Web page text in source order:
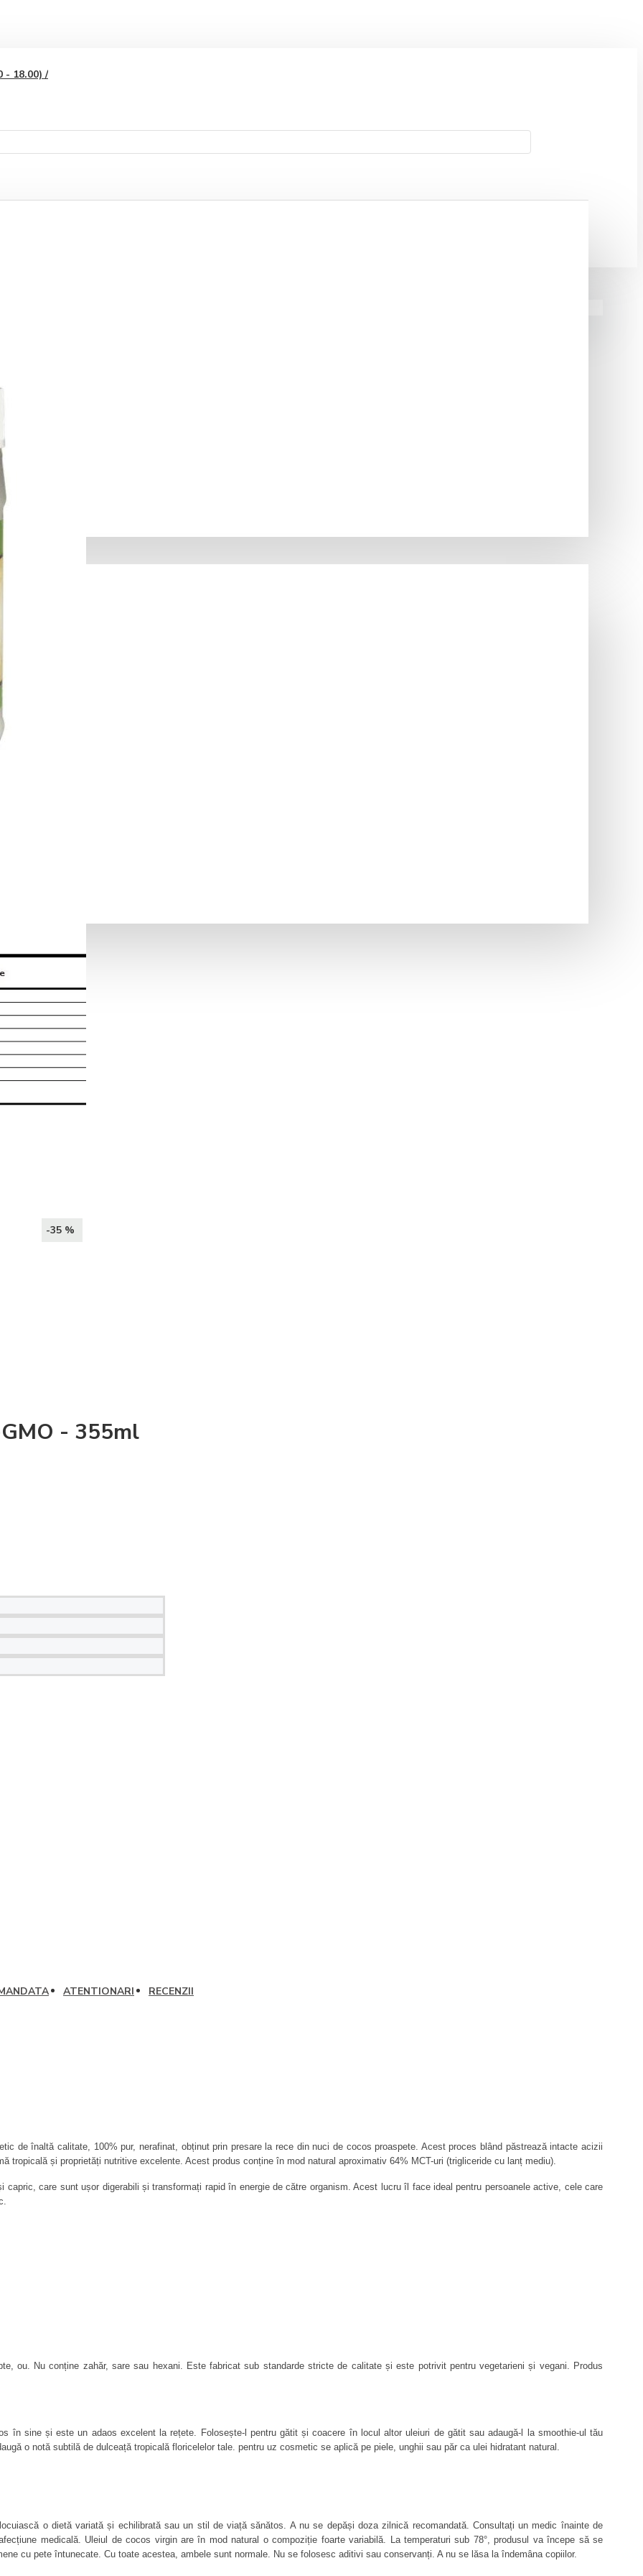
- 18.00) /
-35 %
- 355ml
ATENTIONARI RECENZII
de înaltă calitate, 100% pur, nerafinat, obținut prin presare la rece din nuci de cocos proaspete. Acest proces blând păstrează intacte acizii
tropicală și proprietăți nutritive excelente. Acest produs conține în mod natural aproximativ 64% MCT-uri (trigliceride cu lanț mediu).
care sunt ușor digerabili și transformați rapid în energie de către organism. Acest lucru îl face ideal pentru persoanele active, cele care
copt, în smoothie-uri, ca înlocuitor al untului sau în îngrijirea pielii, unghiilor și a părului. Este o alternativă sănătoasă și naturală la uleiurile
al Statelor Unite (USDA) produselor care îndeplinesc standarde stricte pentru cultivarea și procesarea ingredientelor organice, fără pesticide
International (QAI) este o organizație de certificare care oferă servicii de verificare și certificare pentru produse ecologice (organice).
Organic:
furnizând energie eficientă pentru creier și corp.
energie și claritate mentală.
gestionarea greutății în diete low-carb.
uscării, fiind potrivit și ca demachiant sau balsam.
procesate.
ou. Nu conține zahăr, sare sau hexani. Este fabricat sub standarde stricte de calitate și este potrivit pentru vegetarieni și vegani. Produs
în sine și este un adaos excelent la rețete. Folosește-l pentru gătit și coacere în locul altor uleiuri de gătit sau adaugă-l la smoothie-ul tău
o notă subtilă de dulceață tropicală floricelelor tale. pentru uz cosmetic se aplică pe piele, unghii sau păr ca ulei hidratant natural.
o dietă variată și echilibrată sau un stil de viață sănătos. A nu se depăși doza zilnică recomandată. Consultați un medic înainte de
medicală. Uleiul de cocos virgin are în mod natural o compoziție foarte variabilă. La temperaturi sub 78°, produsul va începe să se
cu pete întunecate. Cu toate acestea, ambele sunt normale. Nu se folosesc aditivi sau conservanți. A nu se lăsa la îndemâna copiilor.